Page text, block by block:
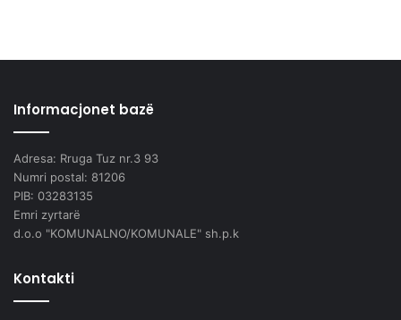
Informacjonet bazë
Adresa: Rruga Tuz nr.3 93
Numri postal: 81206
PIB: 03283135
Emri zyrtarë
d.o.o "KOMUNALNO/KOMUNALE" sh.p.k
Kontakti